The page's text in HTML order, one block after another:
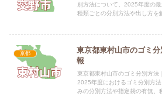
別方法について、2025年度の
種類ごとの分別方法や出し方を
京都
東京都東村山市のゴミ
報
東京都東村山市のゴミ分別方
2025年度におけるゴミ分別方
みの分別方法や指定袋の有無、